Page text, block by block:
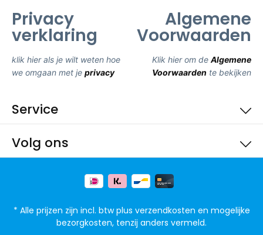
Privacy
verklaring
klik hier als je wilt weten hoe
we omgaan met je privacy
Algemene
Voorwaarden
Klik hier om de Algemene
Voorwaarden te bekijken
Volg ons
Service
* Alle prijzen zijn incl. btw plus verzendkosten en mogelijke
bezorgkosten, tenzij anders vermeld.